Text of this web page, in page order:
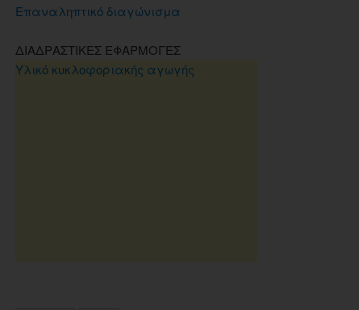
Επαναληπτικό διαγώνισμα
ΔΙΑΔΡΑΣΤΙΚΕΣ ΕΦΑΡΜΟΓΕΣ
Υλικό κυκλοφοριακής αγωγής